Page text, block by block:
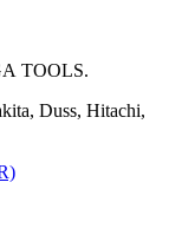
TOOLS.
Duss, Hitachi,